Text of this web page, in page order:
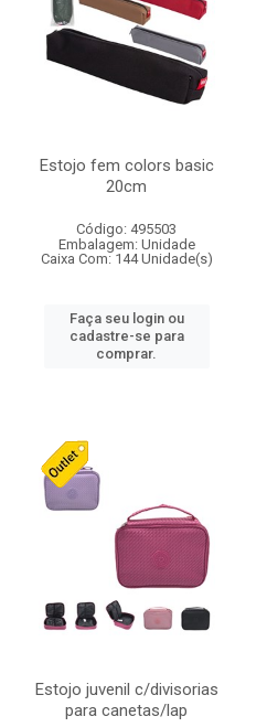
Estojo fem colors basic
20cm
Código: 495503
Embalagem: Unidade
Caixa Com: 144 Unidade(s)
Faça seu login ou
cadastre-se para
comprar.
Estojo juvenil c/divisorias
para canetas/lap